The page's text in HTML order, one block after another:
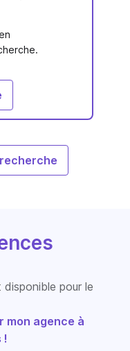
disponible pour le
mon agence à
!